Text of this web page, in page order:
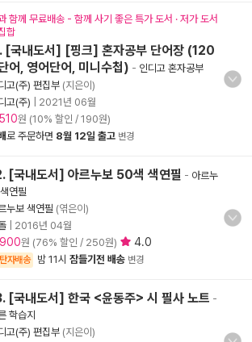
함께 무료배송 - 함께 사기 좋은 특가 도서 · 저가 도서
합
[국내도서] [핑크] 혼자공부 단어장 (120
어, 영어단어, 미니수첩) - 인디고 혼자공부
고(주) 편집부 (지은이)
고(주)
2021년 06월
원 (10% 할인 / 190원)
로 주문하면 8월 12일 출고 변경
[국내도서] 아르누보 50색 색연필 - 아르누
연필
누보 색연필 (엮은이)
2016년 04월
원 (76% 할인 / 250원) 4.0
자배송 밤 11시 잠들기전 배송 변경
[국내도서] 한국 <윤동주> 시 필사 노트 -
학습지
고(주) 편집부 (지은이)